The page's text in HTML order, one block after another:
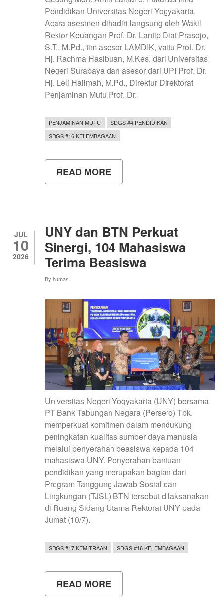
Pendidikan Universitas Negeri Yogyakarta.
Acara asesmen dihadiri langsung oleh Wakil
Rektor Keuangan Prof. Dr. Lantip Diat Prasojo,
S.T., M.Pd., tim asesor LAMDIK, yaitu Prof. Dr.
Hj. Rachma Hasibuan, M.Kes. dari Universitas
Negeri Surabaya dan asesor dari UPI Prof. Dr.
Hj. Leli Halimah, M.Pd., Direktur Direktorat
Penjaminan Mutu Prof. Dr.
PENJAMINAN MUTU
SDGS #4 PENDIDIKAN
SDGS #16 KELEMBAGAAN
READ MORE
ASESMEN
PENDIDIKAN
ANAK
USIA
DINI,
FAKULTAS
ILMU
UNIVERSITAS
NEGERI
YOGYAKARTA
(UNY)
SEBAGAI
BENTUK
PENGEMBANGAN
SDGS
4
JUL
10
2026
UNY dan BTN Perkuat
Sinergi, 104 Mahasiswa
Terima Beasiswa
By humas
Universitas Negeri Yogyakarta (UNY) bersama
PT Bank Tabungan Negara (Persero) Tbk.
memperkuat komitmen dalam mendukung
peningkatan kualitas sumber daya manusia
melalui penyerahan beasiswa kepada 104
mahasiswa UNY. Penyerahan bantuan
pendidikan yang merupakan bagian dari
Program Tanggung Jawab Sosial dan
Lingkungan (TJSL) BTN tersebut dilaksanakan
di Ruang Sidang Utama Rektorat UNY pada
Jumat (10/7).
SDGS #17 KEMITRAAN SDGS #16 KELEMBAGAAN
READ MORE
UNY